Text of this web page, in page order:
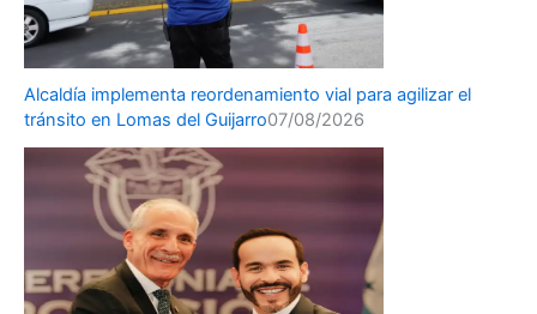
Alcaldía implementa reordenamiento vial para agilizar el
tránsito en Lomas del Guijarro07/08/2026